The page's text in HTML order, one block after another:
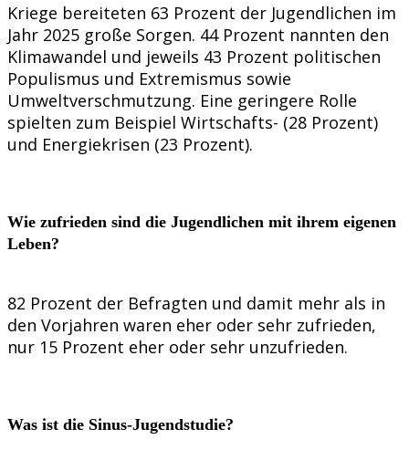
Kriege bereiteten 63 Prozent der Jugendlichen im
Jahr 2025 große Sorgen. 44 Prozent nannten den
Klimawandel und jeweils 43 Prozent politischen
Populismus und Extremismus sowie
Umweltverschmutzung. Eine geringere Rolle
spielten zum Beispiel Wirtschafts- (28 Prozent)
und Energiekrisen (23 Prozent).
Wie zufrieden sind die Jugendlichen mit ihrem eigenen
Leben?
82 Prozent der Befragten und damit mehr als in
den Vorjahren waren eher oder sehr zufrieden,
nur 15 Prozent eher oder sehr unzufrieden.
Was ist die Sinus-Jugendstudie?